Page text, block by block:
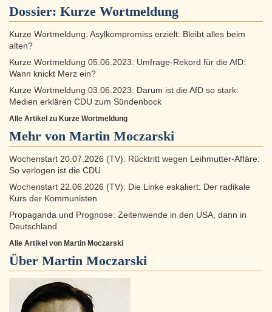
Dossier: Kurze Wortmeldung
Kurze Wortmeldung: Asylkompromiss erzielt: Bleibt alles beim
alten?
Kurze Wortmeldung 05.06.2023: Umfrage-Rekord für die AfD:
Wann knickt Merz ein?
Kurze Wortmeldung 03.06.2023: Darum ist die AfD so stark:
Medien erklären CDU zum Sündenbock
Alle Artikel zu Kurze Wortmeldung
Mehr von Martin Moczarski
Wochenstart 20.07.2026 (TV): Rücktritt wegen Leihmutter-Affäre:
So verlogen ist die CDU
Wochenstart 22.06.2026 (TV): Die Linke eskaliert: Der radikale
Kurs der Kommunisten
Propaganda und Prognose: Zeitenwende in den USA, dann in
Deutschland
Alle Artikel von Martin Moczarski
Über Martin Moczarski